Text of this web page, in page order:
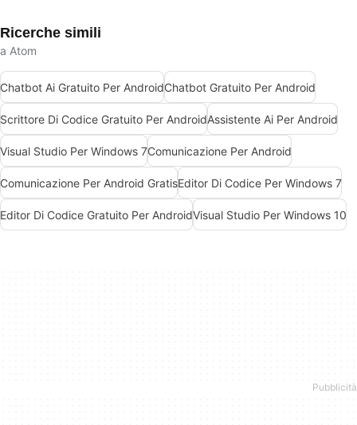
Ricerche simili
a Atom
Chatbot Ai Gratuito Per AndroidChatbot Gratuito Per Android
Scrittore Di Codice Gratuito Per AndroidAssistente Ai Per Android
Visual Studio Per Windows 7Comunicazione Per Android
Comunicazione Per Android GratisEditor Di Codice Per Windows 7
Editor Di Codice Gratuito Per AndroidVisual Studio Per Windows 10